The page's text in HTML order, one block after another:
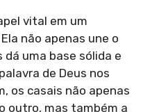
vital em um
Ela não apenas une o
uma base sólida e
de Deus nos
os casais não apenas
outro, mas também a